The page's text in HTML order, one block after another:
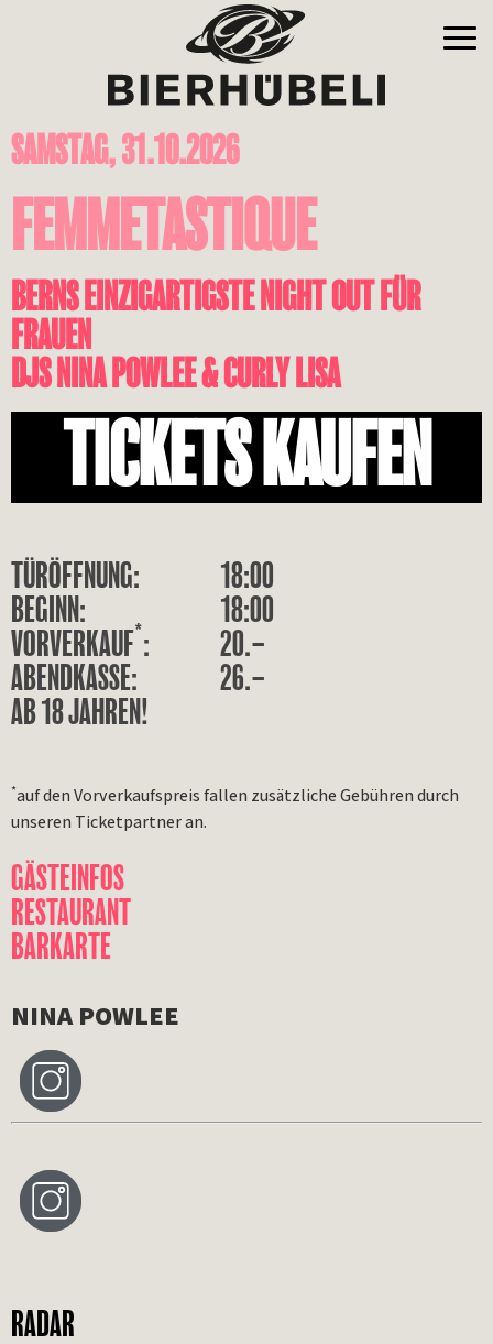
SAMSTAG, 31.10.2026
FEMMETASTIQUE
BERNS EINZIGARTIGSTE NIGHT OUT FÜR
FRAUEN
DJS NINA POWLEE & CURLY LISA
TICKETS KAUFEN
TÜRÖFFNUNG:
18:00
BEGINN:
18:00
VORVERKAUF*:
20.–
ABENDKASSE:
26.–
AB 18 JAHREN!
*auf den Vorverkaufspreis fallen zusätzliche Gebühren durch
unseren Ticketpartner an.
GÄSTEINFOS
RESTAURANT
BARKARTE
NINA POWLEE
RADAR